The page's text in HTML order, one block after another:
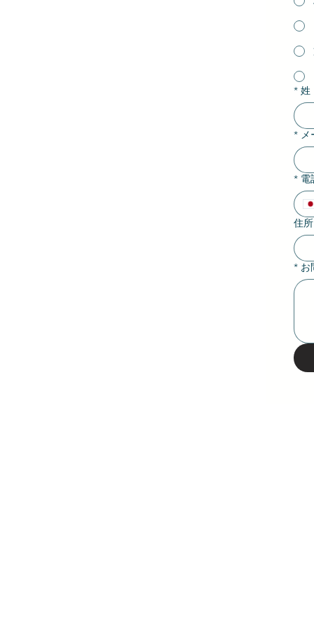
* 姓
* メ
* 電
住所
* お